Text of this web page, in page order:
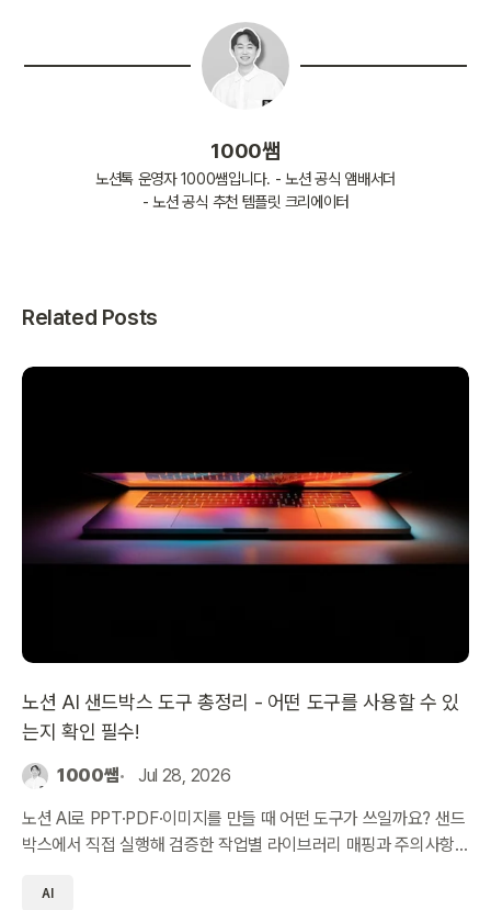
1000쌤
노션톡 운영자 1000쌤입니다. - 노션 공식 앰배서더
- 노션 공식 추천 템플릿 크리에이터
Related Posts
노션 AI 샌드박스 도구 총정리 - 어떤 도구를 사용할 수 있
는지 확인 필수!
1000쌤 Jul 28, 2026
노션 AI로 PPT·PDF·이미지를 만들 때 어떤 도구가 쓰일까요? 샌드
박스에서 직접 실행해 검증한 작업별 라이브러리 매핑과 주의사항
AI